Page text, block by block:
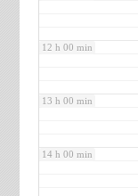
12 h 00 min
13 h 00 min
14 h 00 min